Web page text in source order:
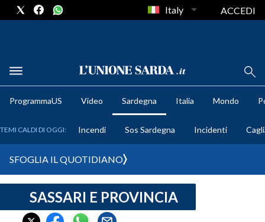
METEO
CRONACA SARDEGNA
CAGLIARI
Italy ACCEDI
ProgrammaUS Video Sardegna Italia Mondo
TEMI CALDI DI OGGI: Incendi Sos Sardegna Incidenti
SFOGLIA IL QUOTIDIANO
SASSARI E PROVINCIA